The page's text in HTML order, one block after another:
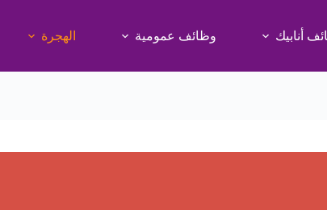
أنابيك وظائف عمومية الهجرة